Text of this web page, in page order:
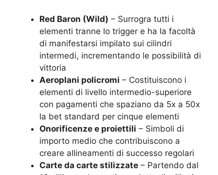
Red Baron (Wild) – Surrogra tutti i
elementi tranne lo trigger e ha la facoltà
di manifestarsi impilato sui cilindri
intermedi, incrementando le possibilità di
vittoria
Aeroplani policromi – Costituiscono i
elementi di livello intermedio-superiore
con pagamenti che spaziano da 5x a 50x
la bet standard per cinque elementi
Onorificenze e proiettili – Simboli di
importo medio che contribuiscono a
creare allineamenti di successo regolari
Carte da carte stilizzate – Partendo dal